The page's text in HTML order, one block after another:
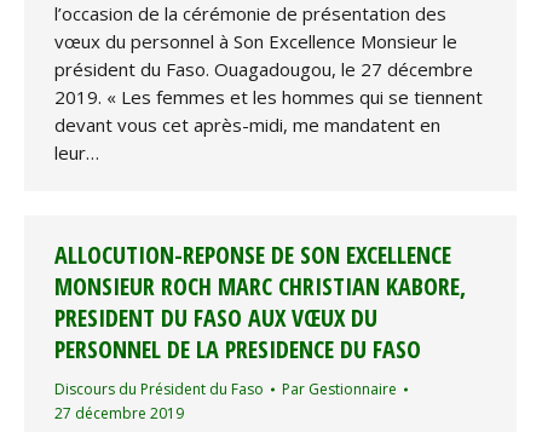
l’occasion de la cérémonie de présentation des
vœux du personnel à Son Excellence Monsieur le
président du Faso. Ouagadougou, le 27 décembre
2019. « Les femmes et les hommes qui se tiennent
devant vous cet après-midi, me mandatent en
leur…
ALLOCUTION-REPONSE DE SON EXCELLENCE
MONSIEUR ROCH MARC CHRISTIAN KABORE,
PRESIDENT DU FASO AUX VŒUX DU
PERSONNEL DE LA PRESIDENCE DU FASO
Discours du Président du Faso Par Gestionnaire
27 décembre 2019